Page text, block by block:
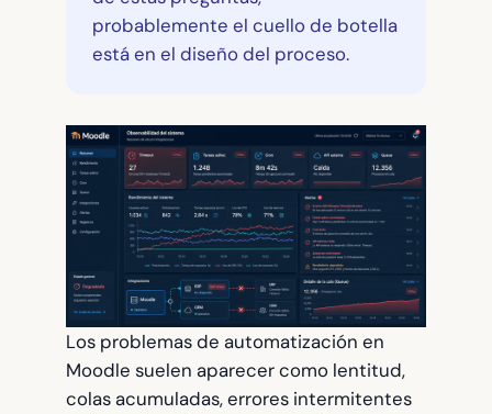
probablemente el cuello de botella
está en el diseño del proceso.
Los problemas de automatización en
Moodle suelen aparecer como lentitud,
colas acumuladas, errores intermitentes